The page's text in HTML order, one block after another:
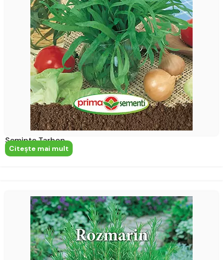
Seminte Tarhon
Citeşte mai mult